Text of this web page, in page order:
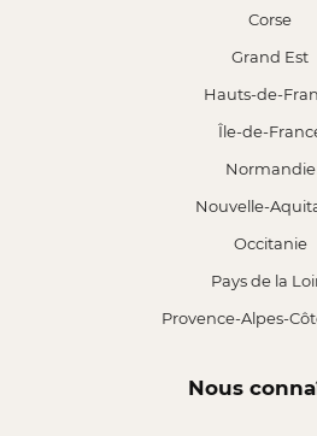
Corse
Grand Est
Hauts-de-
Île-de-
Normandie
Nouvelle-
Occitanie
Pays de la
Provence-Alpes-
Nous